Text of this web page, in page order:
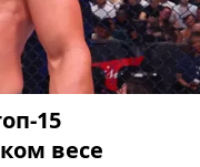
15
весе